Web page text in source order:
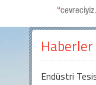
Haberler
Endüstri